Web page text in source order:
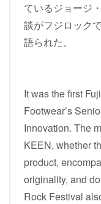
ているジョージ
談がフジロック
語られた。
It was the first
Footwear’s
Innovation. The
KEEN, whether
product,
originality, and
Rock Festival